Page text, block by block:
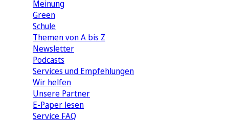
Meinung
Green
Schule
Themen von A bis Z
Newsletter
Podcasts
Services und Empfehlungen
Wir helfen
Unsere Partner
E-Paper lesen
Service FAQ